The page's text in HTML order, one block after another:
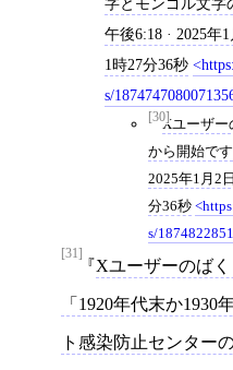
午後6:18 · 2025年1
1時27分36秒
s/
[30]Xユーザー
から開始で
2025年1月2日
分36秒
s/
[31]
Xユーザーのば
「1920年代末か
ト感染防止センター